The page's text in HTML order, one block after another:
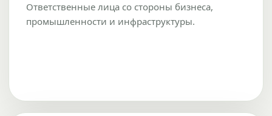
Ответственные лица со стороны бизнеса,
промышленности и инфраструктуры.